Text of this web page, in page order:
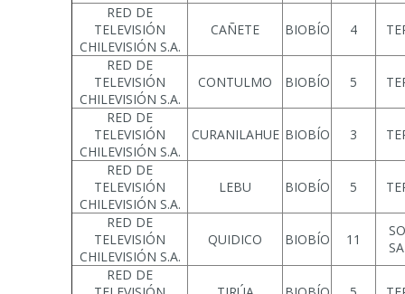
RED DE
TELEVISIÓN
CHILEVISIÓN S.A.
CAÑETE BIOBÍO 4
RED DE
TELEVISIÓN
CHILEVISIÓN S.A.
CONTULMO BIOBÍO 5
RED DE
TELEVISIÓN
CHILEVISIÓN S.A.
CURANILAHUE BIOBÍO 3
RED DE
TELEVISIÓN
CHILEVISIÓN S.A.
LEBU BIOBÍO 5
RED DE
TELEVISIÓN
CHILEVISIÓN S.A.
QUIDICO BIOBÍO 11
RED DE